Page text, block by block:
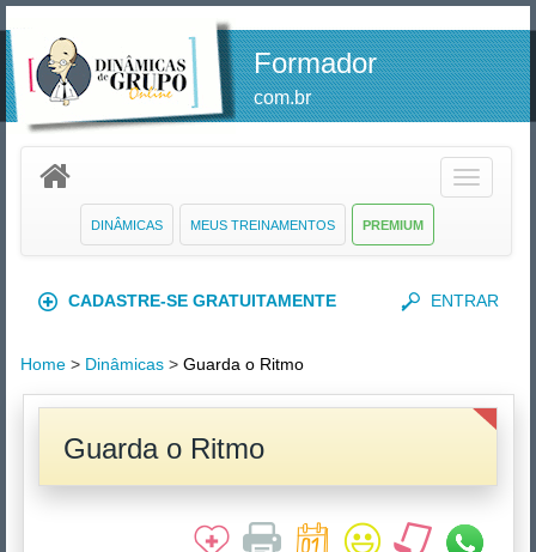
Formador
com.br
Toggle
PREMIUM
MEUS TREINAMENTOS
DINÂMICAS
CADASTRE-SE GRATUITAMENTE ENTRAR
Home > Dinâmicas > Guarda o Ritmo
Guarda o Ritmo